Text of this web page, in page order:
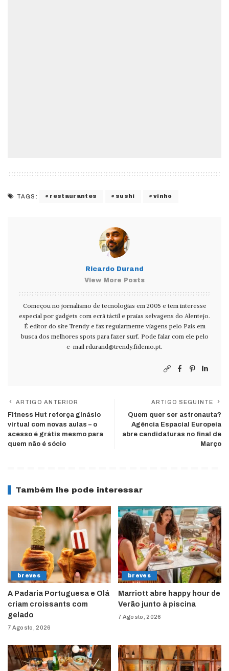
TAGS: restaurantes sushi vinho
Ricardo Durand
View More Posts
Começou no jornalismo de tecnologias em 2005 e tem interesse
especial por gadgets com ecrã táctil e praias selvagens do Alentejo.
É editor do site Trendy e faz regularmente viagens pelo País em
busca dos melhores spots para fazer surf. Pode falar com ele pelo
e-mail rdurand@trendy.fidemo.pt.
ARTIGO ANTERIOR
Fitness Hut reforça ginásio
virtual com novas aulas – o
acesso é grátis mesmo para
quem não é sócio
ARTIGO SEGUINTE
Quem quer ser astronauta?
Agência Espacial Europeia
abre candidaturas no final de
Março
Também lhe pode interessar
breves
A Padaria Portuguesa e Olá
criam croissants com
gelado
7 Agosto, 2026
breves
Marriott abre happy hour de
Verão junto à piscina
7 Agosto, 2026